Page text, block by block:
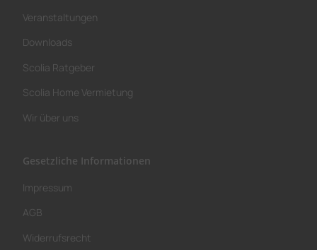
Veranstaltungen
Downloads
Scolia Ratgeber
Scolia Home Vermietung
Wir über uns
Gesetzliche Informationen
Impressum
AGB
Widerrufsrecht